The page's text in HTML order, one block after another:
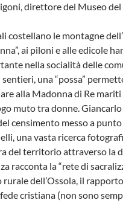
direttore del Museo del
costellano le montagne
ai piloni e alle edicole
nella socialità delle
una “possa”
alla Madonna di Re
muto tra donne.
censimento messo a
una vasta ricerca
del territorio attraverso la
racconta la “rete di
rurale dell’Ossola, il
cristiana (non sono